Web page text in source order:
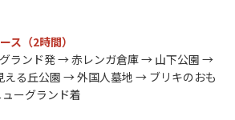
ス（2時間）
ランド発 → 赤レンガ倉庫 → 山下公園 →
る丘公園 → 外国人墓地 → ブリキのおも
ーグランド着